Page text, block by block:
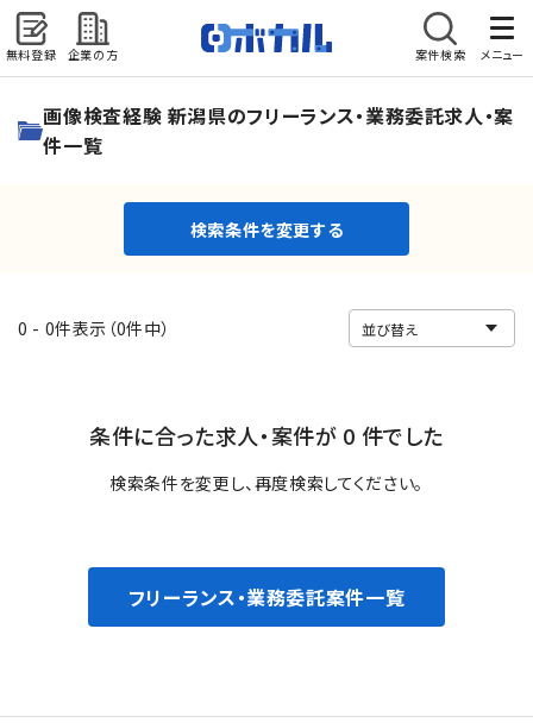
無料登録 企業の方 案件検索 メニュー
検索条件を変更する
画像検査経験 新潟県のフリーランス・業務委託求人・案
件一覧
検索条件を変更する
0 - 0件表示（0件中）
条件に合った求人・案件が 0 件でした
検索条件を変更し、再度検索してください。
フリーランス・業務委託案件一覧